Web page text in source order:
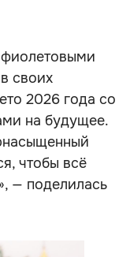
своих
2026 года со
на будущее.
чтобы всё
— поделилась